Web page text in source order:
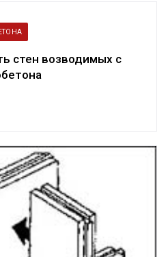
стен возводимых с